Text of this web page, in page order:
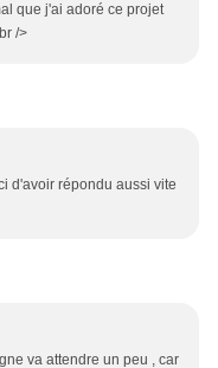
que j'ai adoré ce projet
/>
d'avoir répondu aussi vite
va attendre un peu , car